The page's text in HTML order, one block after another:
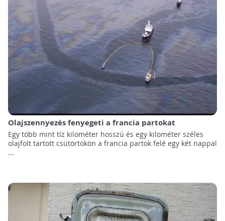
Olajszennyezés fenyegeti a francia partokat
Egy több mint tíz kilométer hosszú és egy kilométer széles
olajfolt tartott csütörtökön a francia partok felé egy két nappal
...